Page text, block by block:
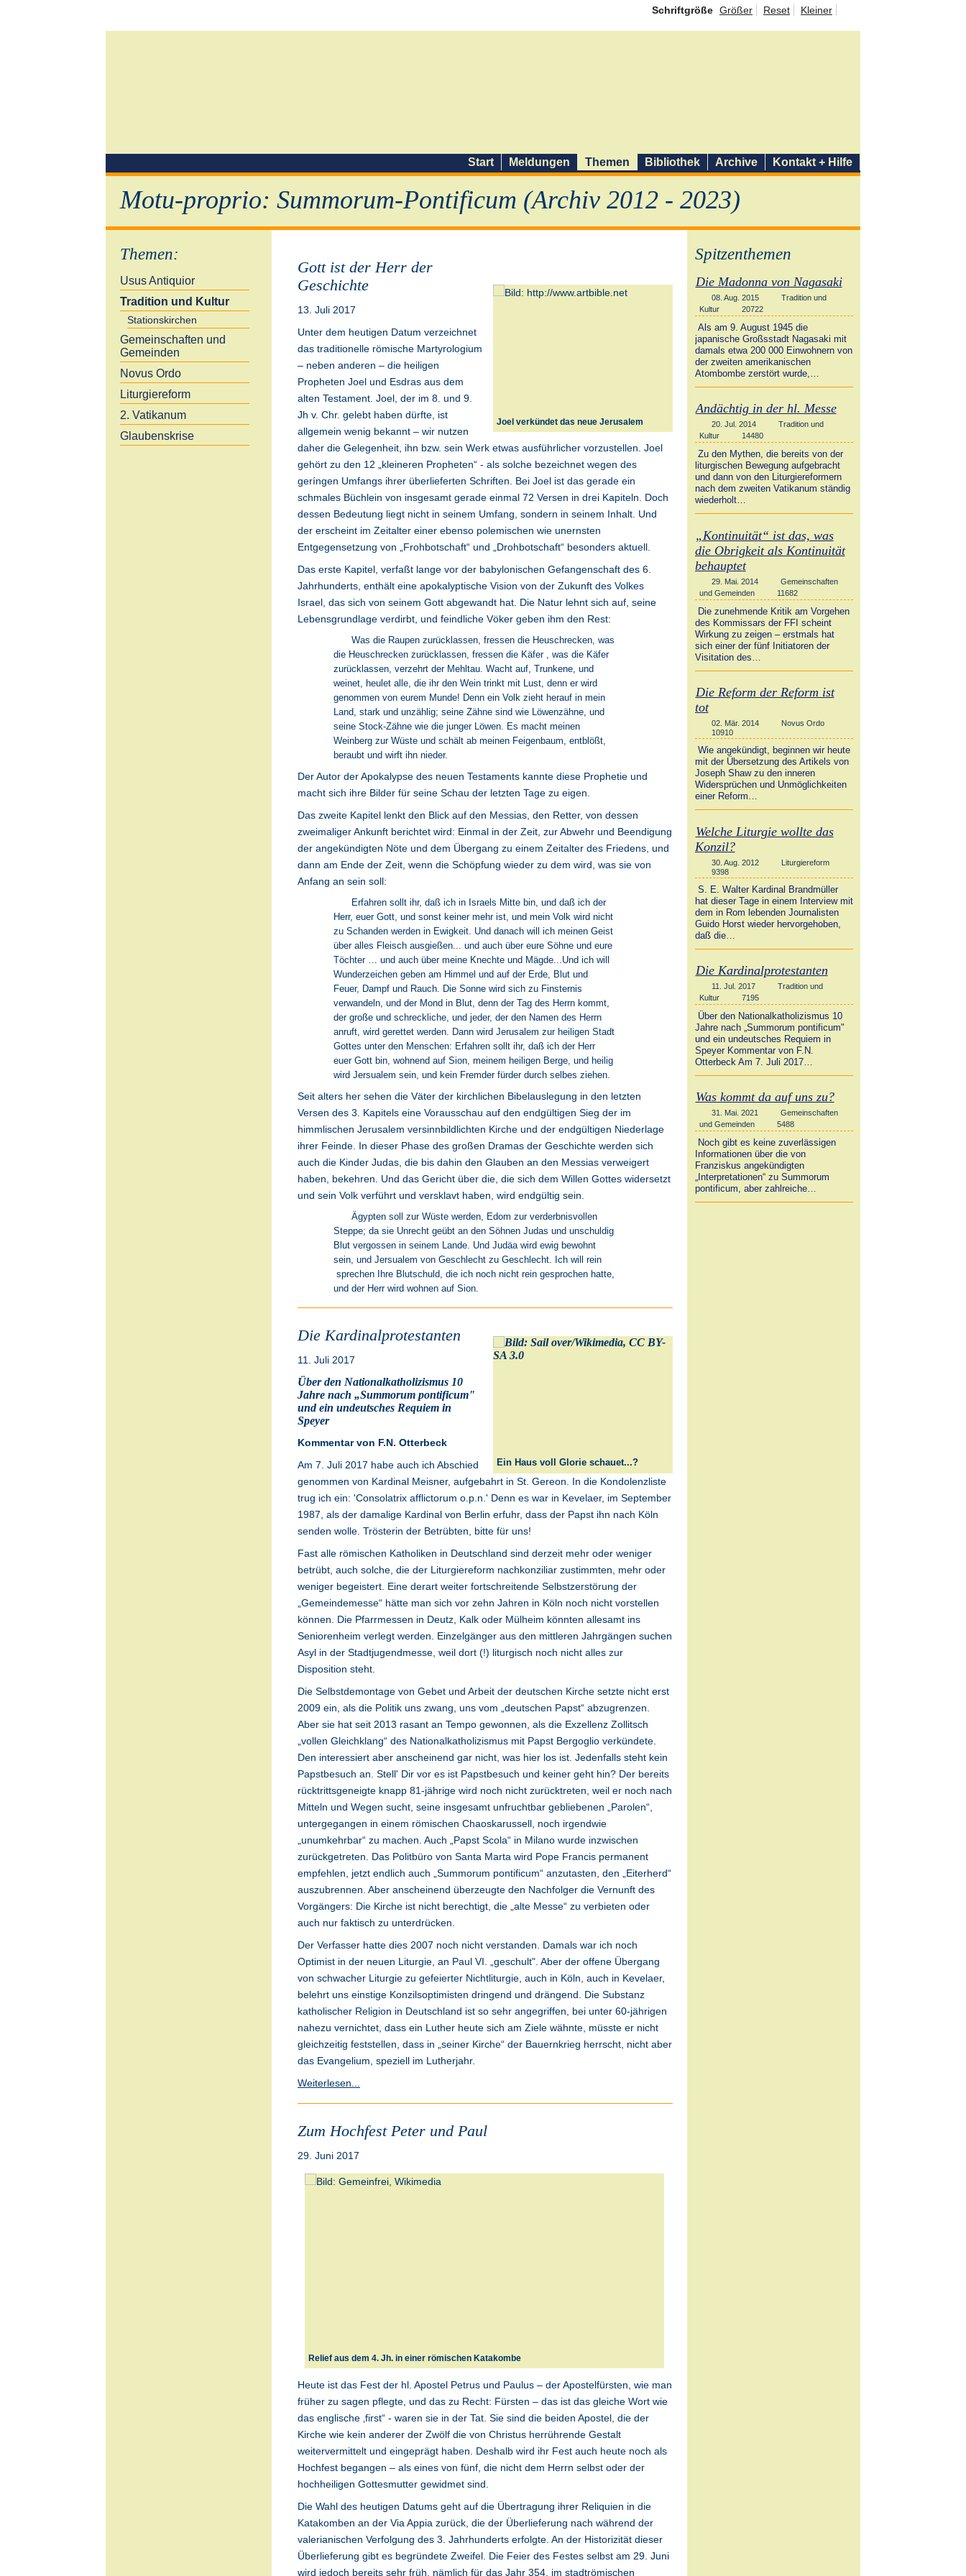
Motu-proprio: Summorum-Pontificum (Archiv 2012 - 2023)
Schriftgröße Größer Reset Kleiner
Start Meldungen Themen Bibliothek Archive Kontakt + Hilfe
Themen:
Usus Antiquior
Tradition und Kultur
Stationskirchen
Gemeinschaften und
Gemeinden
Novus Ordo
Liturgiereform
2. Vatikanum
Glaubenskrise
Gott ist der Herr der
Geschichte
13. Juli 2017
Joel verkündet das neue Jerusalem
Unter dem heutigen Datum verzeichnet
das traditionelle römische Martyrologium
– neben anderen – die heiligen
Propheten Joel und Esdras aus dem
alten Testament. Joel, der im 8. und 9.
Jh v. Chr. gelebt haben dürfte, ist
allgemein wenig bekannt – wir nutzen
daher die Gelegenheit, ihn bzw. sein Werk etwas ausführlicher vorzustellen. Joel
gehört zu den 12 „kleineren Propheten“ - als solche bezeichnet wegen des
geríngen Umfangs ihrer überlieferten Schriften. Bei Joel ist das gerade ein
schmales Büchlein von insgesamt gerade einmal 72 Versen in drei Kapiteln. Doch
dessen Bedeutung liegt nicht in seinem Umfang, sondern in seinem Inhalt. Und
der erscheint im Zeitalter einer ebenso polemischen wie unernsten
Entgegensetzung von „Frohbotschaft“ und „Drohbotschaft“ besonders aktuell.
Das erste Kapitel, verfaßt lange vor der babylonischen Gefangenschaft des 6.
Jahrhunderts, enthält eine apokalyptische Vision von der Zukunft des Volkes
Israel, das sich von seinem Gott abgewandt hat. Die Natur lehnt sich auf, seine
Lebensgrundlage verdirbt, und feindliche Vöker geben ihm den Rest:
Was die Raupen zurücklassen, fressen die Heuschrecken, was
die Heuschrecken zurücklassen, fressen die Käfer , was die Käfer
zurücklassen, verzehrt der Mehltau. Wacht auf, Trunkene, und
weinet, heulet alle, die ihr den Wein trinkt mit Lust, denn er wird
genommen von eurem Munde! Denn ein Volk zieht herauf in mein
Land, stark und unzählig; seine Zähne sind wie Löwenzähne, und
seine Stock-Zähne wie die junger Löwen. Es macht meinen
Weinberg zur Wüste und schält ab meinen Feigenbaum, entblößt,
beraubt und wirft ihn nieder.
Der Autor der Apokalypse des neuen Testaments kannte diese Prophetie und
macht sich ihre Bilder für seine Schau der letzten Tage zu eigen.
Das zweite Kapitel lenkt den Blick auf den Messias, den Retter, von dessen
zweimaliger Ankunft berichtet wird: Einmal in der Zeit, zur Abwehr und Beendigung
der angekündigten Nöte und dem Übergang zu einem Zeitalter des Friedens, und
dann am Ende der Zeit, wenn die Schöpfung wieder zu dem wird, was sie von
Anfang an sein soll:
Erfahren sollt ihr, daß ich in Israels Mitte bin, und daß ich der
Herr, euer Gott, und sonst keiner mehr ist, und mein Volk wird nicht
zu Schanden werden in Ewigkeit. Und danach will ich meinen Geist
über alles Fleisch ausgießen... und auch über eure Söhne und eure
Töchter … und auch über meine Knechte und Mägde...Und ich will
Wunderzeichen geben am Himmel und auf der Erde, Blut und
Feuer, Dampf und Rauch. Die Sonne wird sich zu Finsternis
verwandeln, und der Mond in Blut, denn der Tag des Herrn kommt,
der große und schreckliche, und jeder, der den Namen des Herrn
anruft, wird gerettet werden. Dann wird Jerusalem zur heiligen Stadt
Gottes unter den Menschen: Erfahren sollt ihr, daß ich der Herr
euer Gott bin, wohnend auf Sion, meinem heiligen Berge, und heilig
wird Jersualem sein, und kein Fremder fürder durch selbes ziehen.
Seit alters her sehen die Väter der kirchlichen Bibelauslegung in den letzten
Versen des 3. Kapitels eine Vorausschau auf den endgültigen Sieg der im
himmlischen Jerusalem versinnbildlichten Kirche und der endgültigen Niederlage
ihrer Feinde. In dieser Phase des großen Dramas der Geschichte werden sich
auch die Kinder Judas, die bis dahin den Glauben an den Messias verweigert
haben, bekehren. Und das Gericht über die, die sich dem Willen Gottes widersetzt
und sein Volk verführt und versklavt haben, wird endgültig sein.
Ägypten soll zur Wüste werden, Edom zur verderbnisvollen
Steppe; da sie Unrecht geübt an den Söhnen Judas und unschuldig
Blut vergossen in seinem Lande. Und Judäa wird ewig bewohnt
sein, und Jersualem von Geschlecht zu Geschlecht. Ich will rein
sprechen Ihre Blutschuld, die ich noch nicht rein gesprochen hatte,
und der Herr wird wohnen auf Sion.
Die Kardinalprotestanten
11. Juli 2017
Ein Haus voll Glorie schauet...?
Über den Nationalkatholizismus 10
Jahre nach „Summorum pontificum"
und ein undeutsches Requiem in
Speyer
Kommentar von F.N. Otterbeck
Am 7. Juli 2017 habe auch ich Abschied
genommen von Kardinal Meisner, aufgebahrt in St. Gereon. In die Kondolenzliste
trug ich ein: 'Consolatrix afflictorum o.p.n.' Denn es war in Kevelaer, im September
1987, als der damalige Kardinal von Berlin erfuhr, dass der Papst ihn nach Köln
senden wolle. Trösterin der Betrübten, bitte für uns!
Fast alle römischen Katholiken in Deutschland sind derzeit mehr oder weniger
betrübt, auch solche, die der Liturgiereform nachkonziliar zustimmten, mehr oder
weniger begeistert. Eine derart weiter fortschreitende Selbstzerstörung der
„Gemeindemesse“ hätte man sich vor zehn Jahren in Köln noch nicht vorstellen
können. Die Pfarrmessen in Deutz, Kalk oder Mülheim könnten allesamt ins
Seniorenheim verlegt werden. Einzelgänger aus den mittleren Jahrgängen suchen
Asyl in der Stadtjugendmesse, weil dort (!) liturgisch noch nicht alles zur
Disposition steht.
Die Selbstdemontage von Gebet und Arbeit der deutschen Kirche setzte nicht erst
2009 ein, als die Politik uns zwang, uns vom „deutschen Papst“ abzugrenzen.
Aber sie hat seit 2013 rasant an Tempo gewonnen, als die Exzellenz Zollitsch
„vollen Gleichklang“ des Nationalkatholizismus mit Papst Bergoglio verkündete.
Den interessiert aber anscheinend gar nicht, was hier los ist. Jedenfalls steht kein
Papstbesuch an. Stell' Dir vor es ist Papstbesuch und keiner geht hin? Der bereits
rücktrittsgeneigte knapp 81-jährige wird noch nicht zurücktreten, weil er noch nach
Mitteln und Wegen sucht, seine insgesamt unfruchtbar gebliebenen „Parolen“,
untergegangen in einem römischen Chaoskarussell, noch irgendwie
„unumkehrbar“ zu machen. Auch „Papst Scola“ in Milano wurde inzwischen
zurückgetreten. Das Politbüro von Santa Marta wird Pope Francis permanent
empfehlen, jetzt endlich auch „Summorum pontificum“ anzutasten, den „Eiterherd“
auszubrennen. Aber anscheinend überzeugte den Nachfolger die Vernunft des
Vorgängers: Die Kirche ist nicht berechtigt, die „alte Messe“ zu verbieten oder
auch nur faktisch zu unterdrücken.
Der Verfasser hatte dies 2007 noch nicht verstanden. Damals war ich noch
Optimist in der neuen Liturgie, an Paul VI. „geschult". Aber der offene Übergang
von schwacher Liturgie zu gefeierter Nichtliturgie, auch in Köln, auch in Kevelaer,
belehrt uns einstige Konzilsoptimisten dringend und drängend. Die Substanz
katholischer Religion in Deutschland ist so sehr angegriffen, bei unter 60-jährigen
nahezu vernichtet, dass ein Luther heute sich am Ziele wähnte, müsste er nicht
gleichzeitig feststellen, dass in „seiner Kirche“ der Bauernkrieg herrscht, nicht aber
das Evangelium, speziell im Lutherjahr.
Weiterlesen...
Zum Hochfest Peter und Paul
29. Juni 2017
Relief aus dem 4. Jh. in einer römischen Katakombe
Heute ist das Fest der hl. Apostel Petrus und Paulus – der Apostelfürsten, wie man
früher zu sagen pflegte, und das zu Recht: Fürsten – das ist das gleiche Wort wie
das englische ‚first“ - waren sie in der Tat. Sie sind die beiden Apostel, die der
Kirche wie kein anderer der Zwölf die von Christus herrührende Gestalt
weitervermittelt und eingeprägt haben. Deshalb wird ihr Fest auch heute noch als
Hochfest begangen – als eines von fünf, die nicht dem Herrn selbst oder der
hochheiligen Gottesmutter gewidmet sind.
Die Wahl des heutigen Datums geht auf die Übertragung ihrer Reliquien in die
Katakomben an der Via Appia zurück, die der Überlieferung nach während der
valerianischen Verfolgung des 3. Jahrhunderts erfolgte. An der Historizität dieser
Überlieferung gibt es begründete Zweifel. Die Feier des Festes selbst am 29. Juni
wird jedoch bereits sehr früh, nämlich für das Jahr 354, im stadtrömischen
Spitzenthemen
Die Madonna von Nagasaki
08. Aug. 2015
Tradition und
Kultur
20722
Als am 9. August 1945 die
japanische Großsstadt Nagasaki mit
damals etwa 200 000 Einwohnern von
der zweiten amerikanischen
Atombombe zerstört wurde,…
Andächtig in der hl. Messe
20. Jul. 2014
Tradition und
Kultur
14480
Zu den Mythen, die bereits von der
liturgischen Bewegung aufgebracht
und dann von den Liturgiereformern
nach dem zweiten Vatikanum ständig
wiederholt…
„Kontinuität“ ist das, was
die Obrigkeit als Kontinuität
behauptet
29. Mai. 2014
Gemeinschaften
und Gemeinden
11682
Die zunehmende Kritik am Vorgehen
des Kommissars der FFI scheint
Wirkung zu zeigen – erstmals hat
sich einer der fünf Initiatoren der
Visitation des…
Die Reform der Reform ist
tot
02. Mär. 2014
Novus Ordo
10910
Wie angekündigt, beginnen wir heute
mit der Übersetzung des Artikels von
Joseph Shaw zu den inneren
Widersprüchen und Unmöglichkeiten
einer Reform…
Welche Liturgie wollte das
Konzil?
30. Aug. 2012
Liturgiereform
9398
S. E. Walter Kardinal Brandmüller
hat dieser Tage in einem Interview mit
dem in Rom lebenden Journalisten
Guido Horst wieder hervorgehoben,
daß die…
Die Kardinalprotestanten
11. Jul. 2017
Tradition und
Kultur
7195
Über den Nationalkatholizismus 10
Jahre nach „Summorum pontificum"
und ein undeutsches Requiem in
Speyer Kommentar von F.N.
Otterbeck Am 7. Juli 2017…
Was kommt da auf uns zu?
31. Mai. 2021
Gemeinschaften
und Gemeinden
5488
Noch gibt es keine zuverlässigen
Informationen über die von
Franziskus angekündigten
„Interpretationen“ zu Summorum
pontificum, aber zahlreiche…